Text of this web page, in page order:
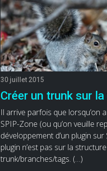
30 juillet 2015
Créer un trunk sur
Il arrive parfois que lorsqu’on
SPIP-Zone (ou qu’on veuille
développement d’un plugin
plugin n’est pas sur la structure
trunk/branches/tags. (…)